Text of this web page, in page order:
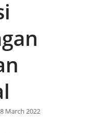
March 2022